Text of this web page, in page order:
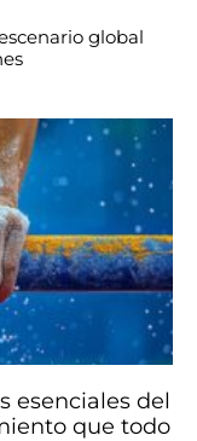
global
esenciales del
que todo